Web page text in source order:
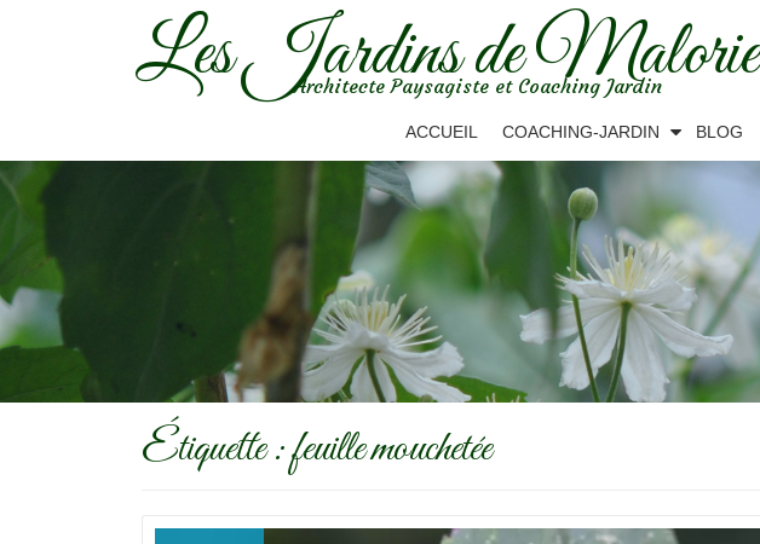
Les Jardins de Malorie
Architecte Paysagiste et Coaching Jardin
ACCUEIL COACHING-JARDIN BLOG
Étiquette :feuille mouchetée